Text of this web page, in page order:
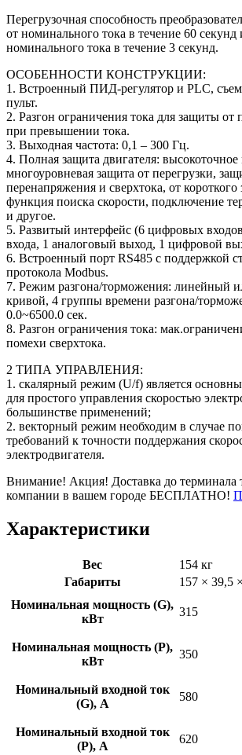
Перегрузочная способность
от номинального тока в течение 60 секунд
номинального тока в течение 3 секунд.
ОСОБЕННОСТИ КОНСТРУКЦИИ:
1. Встроенный ПИД-регулятор и PLC,
пульт.
2. Разгон ограничения тока для защиты
при превышении тока.
3. Выходная частота: 0,1 – 300 Гц.
4. Полная защита двигателя: высокоточное
многоуровневая защита от перегрузки,
перенапряжения и сверхтока, от
функция поиска скорости, подключение
и другое.
5. Развитый интерфейс (6 цифровых
входа, 1 аналоговый выход, 1 цифровой
6. Встроенный порт RS485 с поддержкой
протокола Modbus.
7. Режим разгона/торможения: линейный
кривой, 4 группы времени разгона/
0.0~6500.0 сек.
8. Разгон ограничения тока:
помехи сверхтока.
2 ТИПА УПРАВЛЕНИЯ:
1. скалярный режим (U/f) является
для простого управления скоростью
большинстве применений;
2. векторный режим необходим в случае
требований к точности поддержания
электродвигателя.
Внимание! Акция! Доставка до терминала
компании в вашем городе БЕСПЛАТНО!
Характеристики
Вес
154 кг
Габариты
157 × 39,5
Номинальная мощность (G),
кВт
315
Номинальная мощность (P),
кВт
350
Номинальный входной ток
(G), A
580
Номинальный входной ток
(P), A
620